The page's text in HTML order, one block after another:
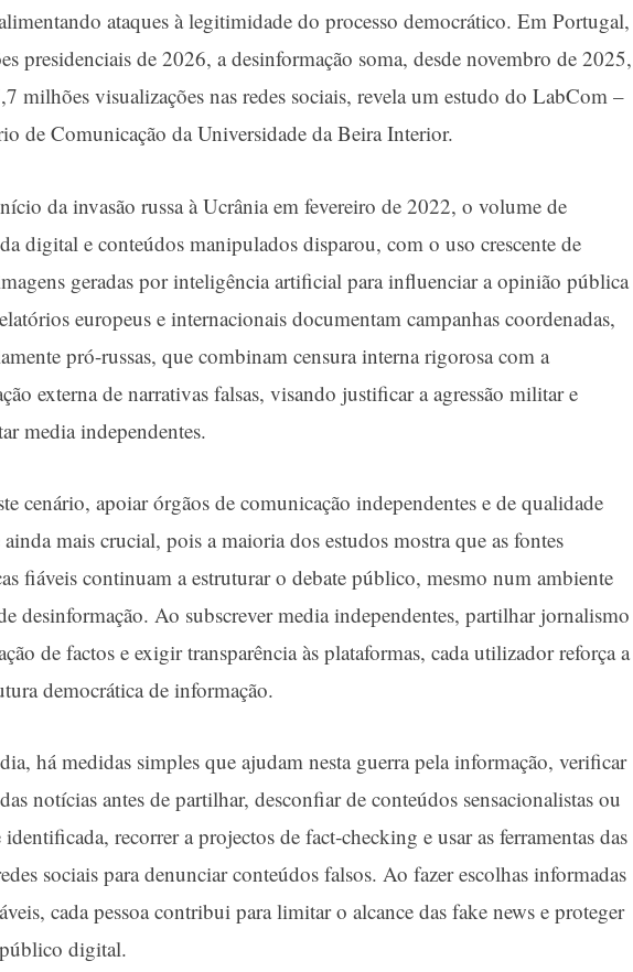
ataques à legitimidade do processo democrático. Em Portugal,
presidenciais de 2026, a desinformação soma, desde novembro de 2025,
milhões visualizações nas redes sociais, revela um estudo do LabCom –
de Comunicação da Universidade da Beira Interior.
da invasão russa à Ucrânia em fevereiro de 2022, o volume de
digital e conteúdos manipulados disparou, com o uso crescente de
geradas por inteligência artificial para influenciar a opinião pública
europeus e internacionais documentam campanhas coordenadas,
pró-russas, que combinam censura interna rigorosa com a
externa de narrativas falsas, visando justificar a agressão militar e
media independentes.
cenário, apoiar órgãos de comunicação independentes e de qualidade
ainda mais crucial, pois a maioria dos estudos mostra que as fontes
fiáveis continuam a estruturar o debate público, mesmo num ambiente
desinformação. Ao subscrever media independentes, partilhar jornalismo
de factos e exigir transparência às plataformas, cada utilizador reforça a
democrática de informação.
há medidas simples que ajudam nesta guerra pela informação, verificar
notícias antes de partilhar, desconfiar de conteúdos sensacionalistas ou
identificada, recorrer a projectos de fact‑checking e usar as ferramentas das
sociais para denunciar conteúdos falsos. Ao fazer escolhas informadas
cada pessoa contribui para limitar o alcance das fake news e proteger
digital.